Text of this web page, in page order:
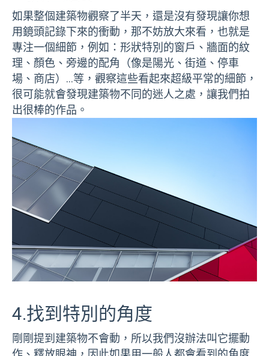
如果整個建築物觀察了半天，還是沒有發現讓你想
用鏡頭記錄下來的衝動，那不妨放大來看，也就是
專注一個細節，例如：形狀特別的窗戶、牆面的紋
理、顏色、旁邊的配角（像是陽光、街道、停車
場、商店）…等，觀察這些看起來超級平常的細節，
很可能就會發現建築物不同的迷人之處，讓我們拍
出很棒的作品。
4.找到特別的角度
剛剛提到建築物不會動，所以我們沒辦法叫它擺動